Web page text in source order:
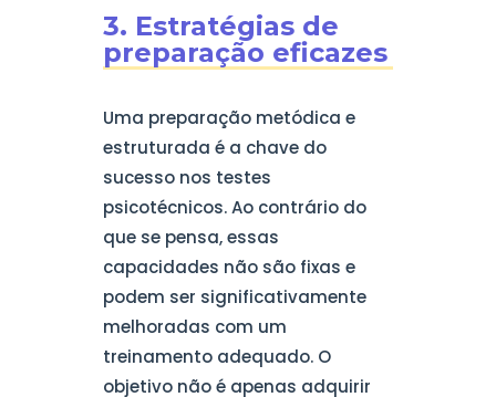
3. Estratégias de
preparação eficazes
Uma preparação metódica e
estruturada é a chave do
sucesso nos testes
psicotécnicos. Ao contrário do
que se pensa, essas
capacidades não são fixas e
podem ser significativamente
melhoradas com um
treinamento adequado. O
objetivo não é apenas adquirir